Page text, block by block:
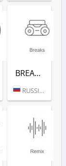
BREAKS (РАДИО РЕКОРД)
RUSSIA (MOSCOW)